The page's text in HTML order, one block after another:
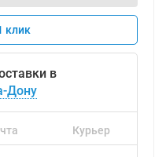
клик
в
Дону
Курьер